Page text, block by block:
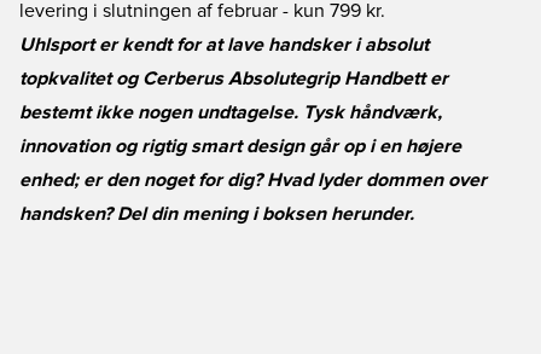
levering i slutningen af februar - kun 799 kr.
Uhlsport er kendt for at lave handsker i absolut
topkvalitet og Cerberus Absolutegrip Handbett er
bestemt ikke nogen undtagelse. Tysk håndværk,
innovation og rigtig smart design går op i en højere
enhed; er den noget for dig? Hvad lyder dommen over
handsken? Del din mening i boksen herunder.